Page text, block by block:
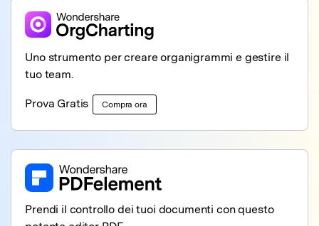
Uno strumento per creare organigrammi e gestire il
tuo team.
Prova Gratis Compra ora
Prendi il controllo dei tuoi documenti con questo